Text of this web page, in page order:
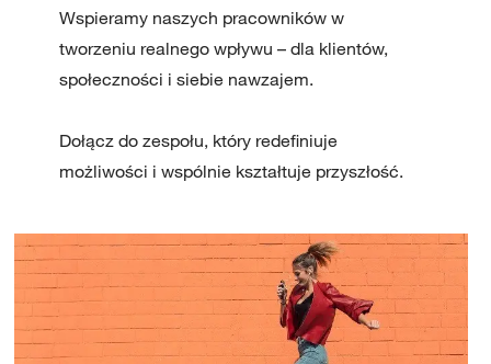
Wspieramy naszych pracowników w
tworzeniu realnego wpływu – dla klientów,
społeczności i siebie nawzajem.
Dołącz do zespołu, który redefiniuje
możliwości i wspólnie kształtuje przyszłość.